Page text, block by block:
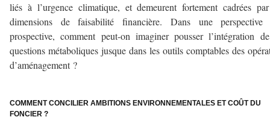
liés à l’urgence climatique, et demeurent fortement cadrées
dimensions de faisabilité financière. Dans une perspective
prospective, comment peut-on imaginer pousser l’intégration
questions métaboliques jusque dans les outils comptables des
d’aménagement ?
COMMENT CONCILIER AMBITIONS ENVIRONNEMENTALES ET COÛT DU
FONCIER ?